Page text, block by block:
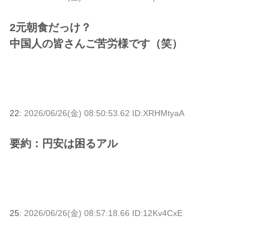
2元朝食だっけ？
中国人の皆さんご苦労様です（笑）
22: 2026/06/26(金) 08:50:53.62 ID:XRHMtyaA
要約：円安は困るアル
25: 2026/06/26(金) 08:57:18.66 ID:12Kv4CxE